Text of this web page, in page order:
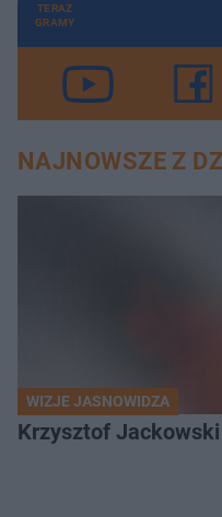
TERAZ
GRAMY
NAJNOWSZE Z
WIZJE JASNOWIDZA
Krzysztof